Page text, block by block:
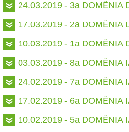
24.03.2019 - 3a DOMËNIA
17.03.2019 - 2a DOMËNIA
10.03.2019 - 1a DOMËNIA
03.03.2019 - 8a DOMËNIA
24.02.2019 - 7a DOMËNIA
17.02.2019 - 6a DOMËNIA
10.02.2019 - 5a DOMËNIA